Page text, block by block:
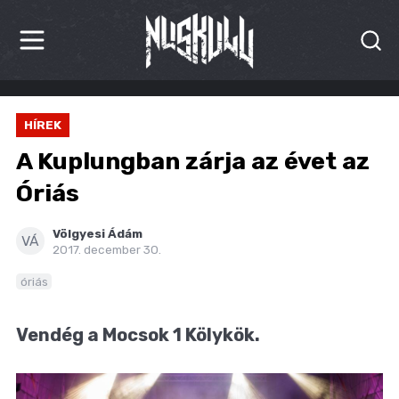
HÍREK
KRITIKÁK
BESZÁMOLÓK
MÁSVILÁG
BLOG
HÍREK
A Kuplungban zárja az évet az
Óriás
VÁ
Völgyesi Ádám
2017. december 30.
óriás
Vendég a Mocsok 1 Kölykök.